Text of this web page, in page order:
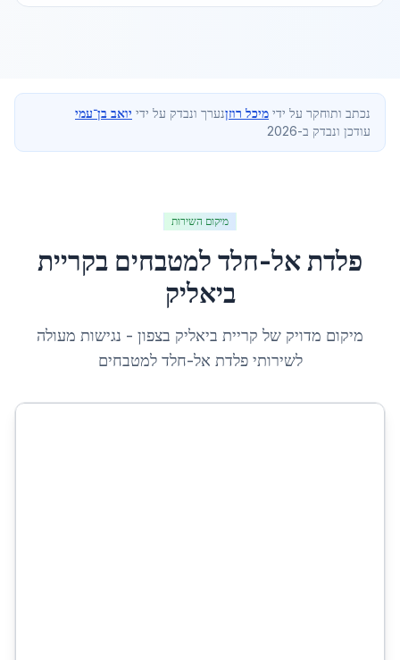
נכתב ותוחקר על ידי מיכל רוזןנערך ונבדק על ידי יואב בן־עמי
עודכן ונבדק ב-2026
מיקום השירות
פלדת אל-חלד למטבחים בקריית
ביאליק
מיקום מדויק של קריית ביאליק בצפון - נגישות מעולה
לשירותיפלדת אל-חלד למטבחים